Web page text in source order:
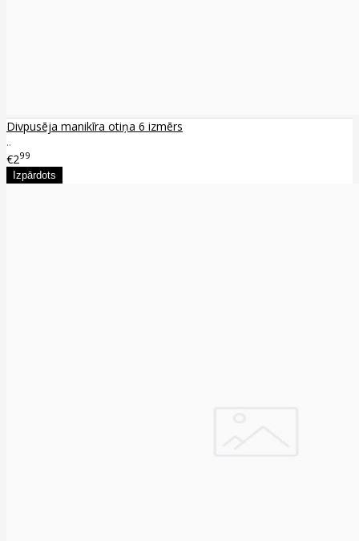
Divpusēja manikīra otiņa 6 izmērs
..
€299